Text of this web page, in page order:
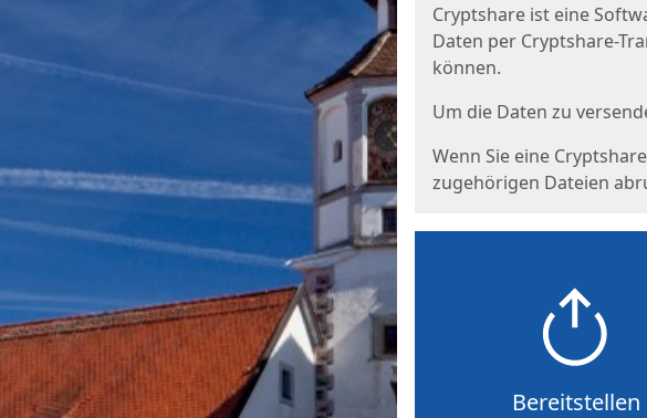
Cryptshare ist eine
Daten per Cryptshare-
können.
Um die Daten zu
Wenn Sie eine
zugehörigen Dateien
Bereitstellen